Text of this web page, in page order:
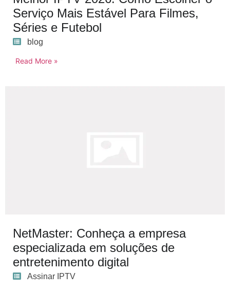
Serviço Mais Estável Para Filmes,
Séries e Futebol
blog
Read More »
NetMaster: Conheça a empresa
especializada em soluções de
entretenimento digital
Assinar IPTV